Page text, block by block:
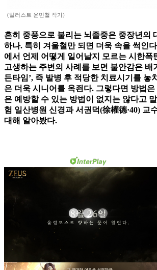
(일러스트 윤민철 작가)
흔히 중풍으로 불리는 뇌졸중은 중장년의
하나. 특히 겨울철만 되면 더욱 속을 썩인
에서 언제 어떻게 일어날지 모르는 시한폭
고생하는 주변의 사례를 보면 불안감은 배
든타임’, 즉 발병 후 적당한 치료시기를 놓
은 더욱 시니어를 옥죈다. 그렇다면 방법
은 예방할 수 있는 방법이 없지는 않다고
험 일산병원 신경과 서권덕(徐權德·40) 교
대해 알아봤다.